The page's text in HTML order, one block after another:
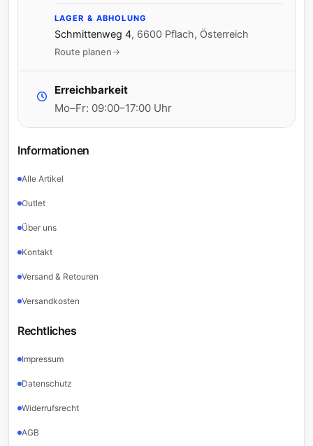
LAGER & ABHOLUNG
Schmittenweg 4, 6600 Pflach, Österreich
Route planen
Erreichbarkeit
Mo–Fr: 09:00–17:00 Uhr
Informationen
Alle Artikel
Outlet
Über uns
Kontakt
Versand & Retouren
Versandkosten
Rechtliches
Impressum
Datenschutz
Widerrufsrecht
AGB